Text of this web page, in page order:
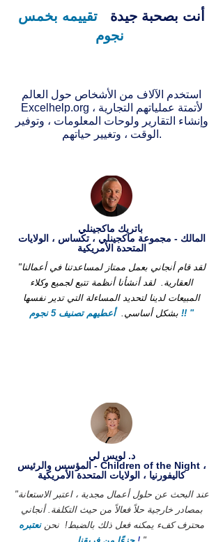
أنت بصحبة جيدة
تقييمه بخمس
نجوم
استخدم الآلاف من الأشخاص حول العالم
Excelhelp.org لأتمتة عملياتهم التجارية ،
وإنشاء التقارير ولوحات المعلومات ، وتوفير
الوقت ، وتغيير حياتهم.
باتريك ماكجينلي
المالك - مجموعة ماكجينلي ، تكساس ، الولايات
المتحدة الأمريكية
"لقد قام أنجاني بعمل ممتاز لمساعدتنا في أعمالنا
العقارية. لقد أنشأنا أنظمة تتبع لجميع وكلاء
المبيعات لدينا لتحديد المساءلة التي تدير نفسها
بشكل أساسي. أعطيهم تصنيف 5 نجوم !! "
د. لويس لي
المؤسس والرئيس - Children of the Night ،
كاليفورنيا ، الولايات المتحدة الأمريكية
"عند البحث عن حلول أعمال مجدية ، اعتبر الاستعانة
بمصادر خارجية حلاً فعالاً من حيث التكلفة. أنجاني
محترف كفء يمكنه فعل ذلك بالضبط! نحن نعتبره